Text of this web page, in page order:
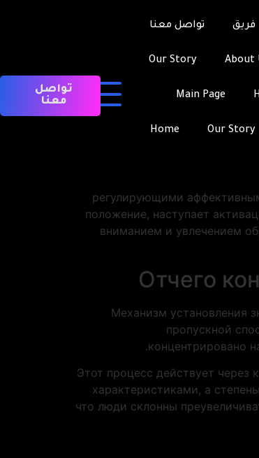
فريق تواصل معنا
About
Our Story
Main Page
Our Story
Home
تواصل
معنا
Внимание
энергично формирует наши
устанавливающий, какие
регулирующими
положение, наступает
вниманием и увлечением
Отчего
Механизм установления
пропускной
концентрировано
Этот процесс действует через
характеристиками, а
что люди склонны